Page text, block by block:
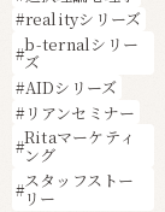
realityシリーズ
b-ternalシリー
ズ
AIDシリーズ
リアンセミナー
Ritaマーケティ
ング
スタッフストー
リー